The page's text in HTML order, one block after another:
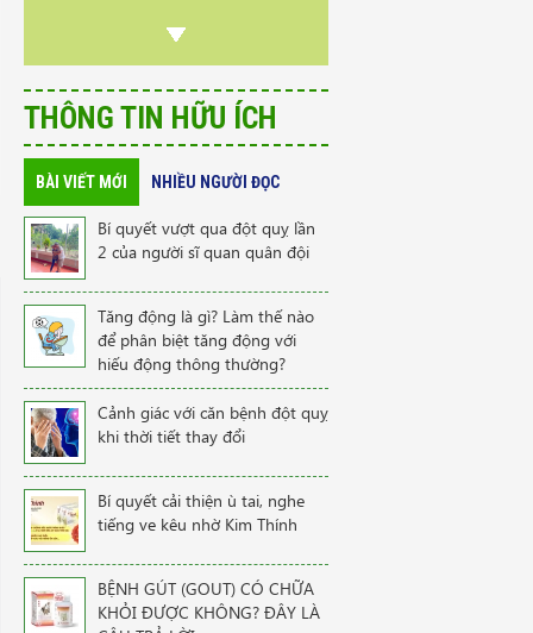
Có phải bị thoái hóa cột sống khi
THÔNG TIN HỮU ÍCH
BÀI VIẾT MỚI NHIỀU NGƯỜI ĐỌC
Bí quyết vượt qua đột quỵ lần
2 của người sĩ quan quân đội
Tăng động là gì? Làm thế nào
để phân biệt tăng động với
hiếu động thông thường?
Cảnh giác với căn bệnh đột quỵ
khi thời tiết thay đổi
Bí quyết cải thiện ù tai, nghe
tiếng ve kêu nhờ Kim Thính
BỆNH GÚT (GOUT) CÓ CHỮA
KHỎI ĐƯỢC KHÔNG? ĐÂY LÀ